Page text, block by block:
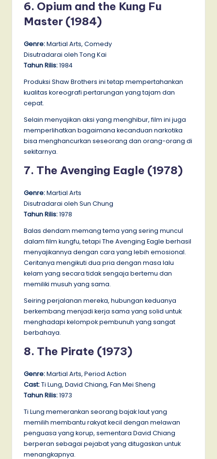
6. Opium and the Kung Fu
Master (1984)
Genre:Martial Arts, Comedy
Disutradarai oleh Tong Kai
Tahun Rilis:1984
Produksi Shaw Brothers ini tetap mempertahankan
kualitas koreografi pertarungan yang tajam dan
cepat.
Selain menyajikan aksi yang menghibur, film ini juga
memperlihatkan bagaimana kecanduan narkotika
bisa menghancurkan seseorang dan orang-orang di
sekitarnya.
7. The Avenging Eagle (1978)
Genre:Martial Arts
Disutradarai oleh Sun Chung
Tahun Rilis:1978
Balas dendam memang tema yang sering muncul
dalam film kungfu, tetapi The Avenging Eagle berhasil
menyajikannya dengan cara yang lebih emosional.
Ceritanya mengikuti dua pria dengan masa lalu
kelam yang secara tidak sengaja bertemu dan
memiliki musuh yang sama.
Seiring perjalanan mereka, hubungan keduanya
berkembang menjadi kerja sama yang solid untuk
menghadapi kelompok pembunuh yang sangat
berbahaya.
8. The Pirate (1973)
Genre:Martial Arts, Period Action
Cast:Ti Lung, David Chiang, Fan Mei Sheng
Tahun Rilis:1973
Ti Lung memerankan seorang bajak laut yang
memilih membantu rakyat kecil dengan melawan
penguasa yang korup, sementara David Chiang
berperan sebagai pejabat yang ditugaskan untuk
menangkapnya.